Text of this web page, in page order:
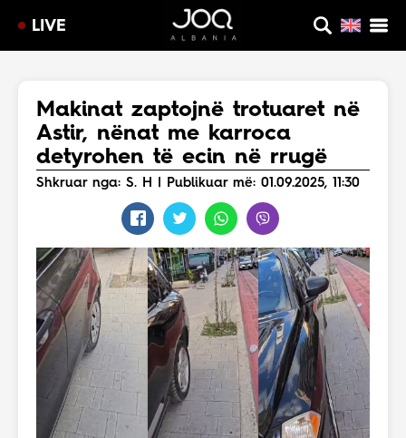
LIVE
Makinat zaptojnë trotuaret në
Astir, nënat me karroca
detyrohen të ecin në rrugë
Shkruar nga: S. H | Publikuar më: 01.09.2025, 11:30